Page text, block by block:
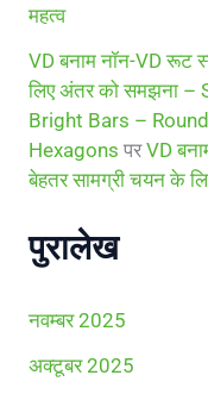
महत्व
VD बनाम नॉन-VD रूट
लिए अंतर को समझना
Bright Bars –
Hexagons परVD
बेहतर सामग्री चयन के
पुरालेख
नवम्बर 2025
अक्टूबर 2025